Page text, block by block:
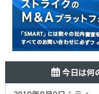
今日は何